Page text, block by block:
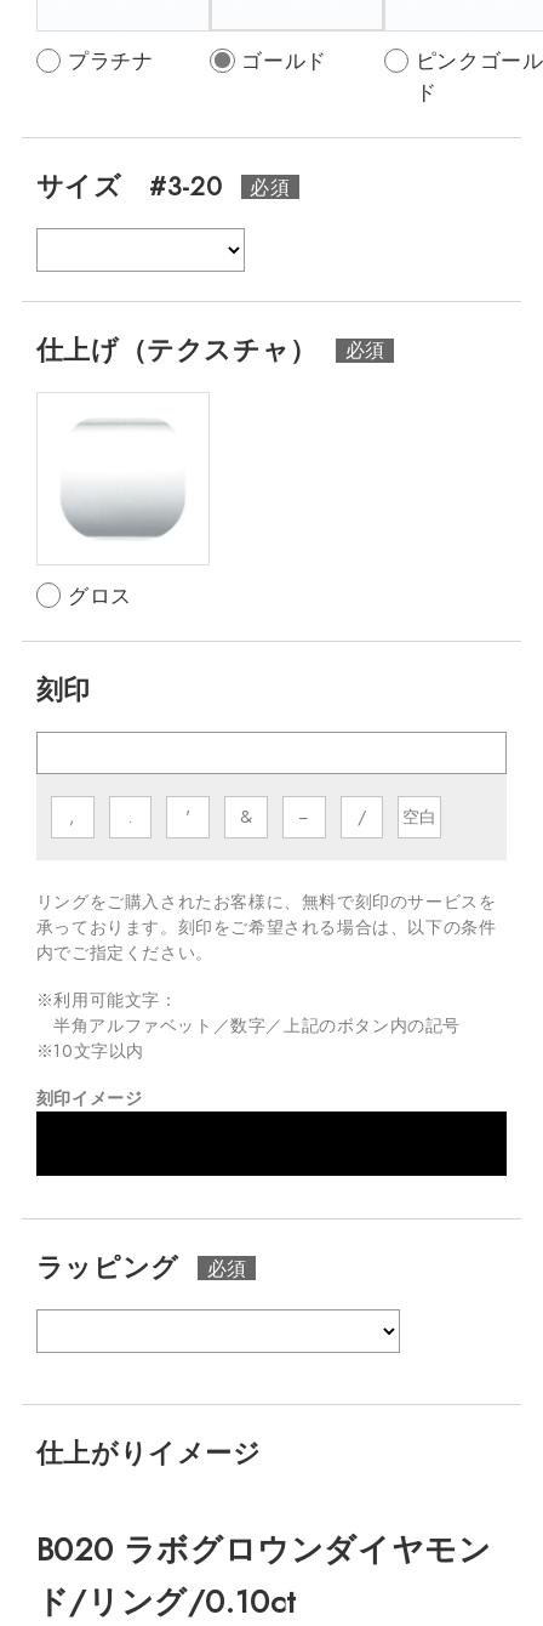
プラチナ ゴールド
ピンクゴール
ド
サイズ #3-20
仕上げ（テクスチャ）
グロス
刻印
, . ' & − / 空白
リングをご購入されたお客様に、無料で刻印のサービスを
承っております。 刻印をご希望される場合は、以下の条件
内でご指定ください。
※利用可能文字：
半角アルファベット／数字／上記のボタン内の記号
※10文字以内
刻印イメージ
ラッピング
仕上がりイメージ
B020 ラボグロウンダイヤモン
ド/リング/0.10ct